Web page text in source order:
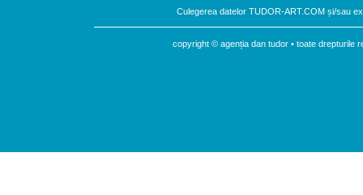
Culegerea datelor TUDOR-ART.COM și/sau
copyright © agenția dan tudor • toate drepturile